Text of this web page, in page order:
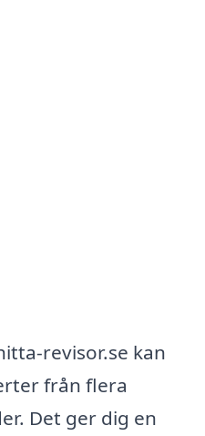
revisor.se kan
från flera
Det ger dig en